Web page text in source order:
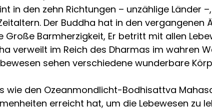
in den zehn Richtungen – unzählige Länder
Der Buddha hat in den vergangenen
Barmherzigkeit, Er betritt mit allen
verweilt im Reich des Dharmas im wahren
sehen verschiedene wunderbare
wie den Ozeanmondlicht-Bodhisattva
erreicht hat, um die Lebewesen zu